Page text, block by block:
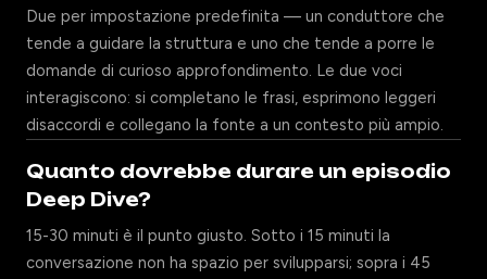
Due per impostazione predefinita — un conduttore che
tende a guidare la struttura e uno che tende a porre le
domande di curioso approfondimento. Le due voci
interagiscono: si completano le frasi, esprimono leggeri
disaccordi e collegano la fonte a un contesto più ampio.
Quanto dovrebbe durare un episodio
Deep Dive?
15-30 minuti è il punto giusto. Sotto i 15 minuti la
conversazione non ha spazio per svilupparsi; sopra i 45